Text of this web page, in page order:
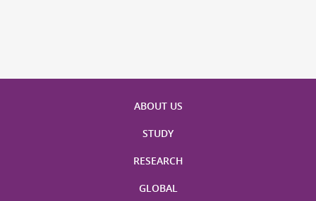
ABOUT US
STUDY
RESEARCH
GLOBAL